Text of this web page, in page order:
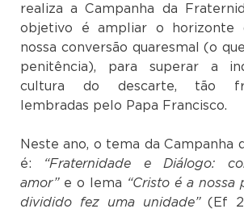
realiza a Campanha da
objetivo é ampliar o horizonte
nossa conversão quaresmal (o
penitência), para superar a
cultura do descarte, tão
lembradas pelo Papa Francisco.
Neste ano, o tema da Campanha
é: “Fraternidade e Diálogo:
amor”e o lema “Cristo é a nossa
dividido fez uma unidade”(Ef